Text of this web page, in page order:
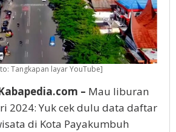
Tangkapan layar YouTube]
– Mau liburan
2024: Yuk cek dulu data daftar
di Kota Payakumbuh